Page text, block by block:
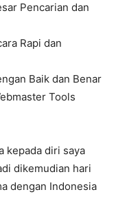
Pencarian dan
Rapi dan
Baik dan Benar
Tools
kepada diri saya
dikemudian hari
dengan Indonesia